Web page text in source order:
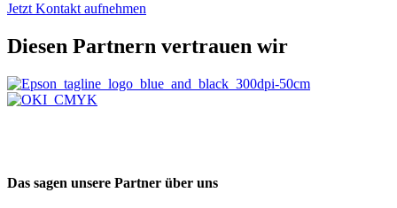
Jetzt Kontakt aufnehmen
Diesen Partnern vertrauen wir
Das sagen unsere Partner über uns